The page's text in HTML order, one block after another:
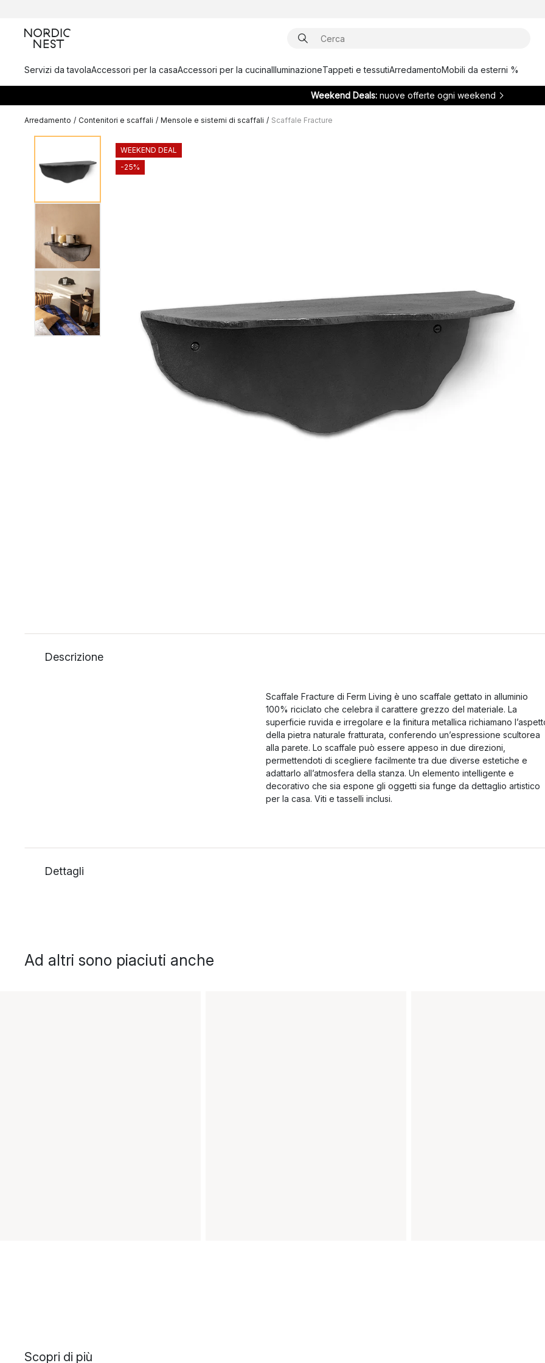
Servizi da tavolaAccessori per la casaAccessori per la cucinaIlluminazioneTappeti e tessutiArredamentoMobili da esterni %
Weekend Deals: nuove offerte ogni weekend
Arredamento / Contenitori e scaffali / Mensole e sistemi di scaffali / Scaffale Fracture
WEEKEND DEAL
-25%
Descrizione
Scaffale Fracture di Ferm Living è uno scaffale gettato in alluminio
100% riciclato che celebra il carattere grezzo del materiale. La
superficie ruvida e irregolare e la finitura metallica richiamano
della pietra naturale fratturata, conferendo un’espressione scultorea
alla parete. Lo scaffale può essere appeso in due direzioni,
permettendoti di scegliere facilmente tra due diverse estetiche e
adattarlo all’atmosfera della stanza. Un elemento intelligente e
decorativo che sia espone gli oggetti sia funge da dettaglio artistico
per la casa. Viti e tasselli inclusi.
Dettagli
Ad altri sono piaciuti anche
Scopri di più